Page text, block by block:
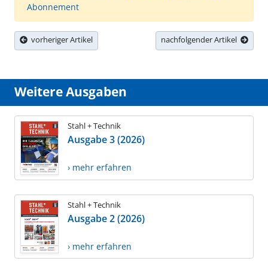
Abonnement
vorheriger Artikel nachfolgender Artikel
Weitere Ausgaben
Stahl + Technik
Ausgabe 3 (2026)
› mehr erfahren
Stahl + Technik
Ausgabe 2 (2026)
› mehr erfahren